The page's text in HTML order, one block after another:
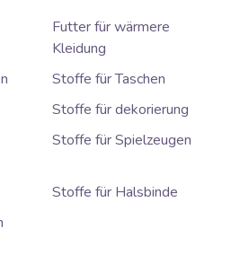
Futter für wärmere
Kleidung
Stoffe für Taschen
Stoffe für dekorierung
Stoffe für Spielzeugen
Stoffe für Halsbinde